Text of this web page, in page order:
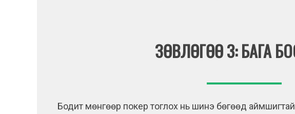
ЗӨВЛӨГӨӨ 3: БАГА
Бодит мөнгөөр покер тоглох нь шинэ бөгөөд